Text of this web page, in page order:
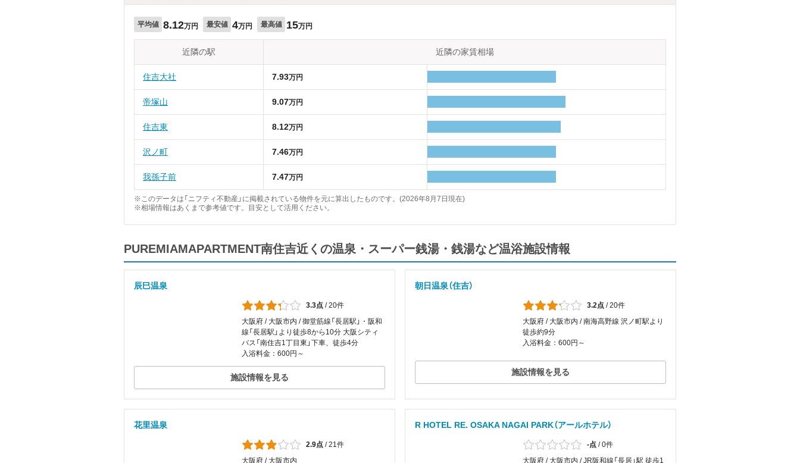
平均値 8.12万円 最安値 4万円 最高値 15万円
近隣の駅 近隣の家賃相場
住吉大社 7.93万円
帝塚山 9.07万円
住吉東 8.12万円
沢ノ町 7.46万円
我孫子前 7.47万円
※このデータは「ニフティ不動産」に掲載されている物件を元に算出したものです。(2026年8月7日現在)
※相場情報はあくまで参考値です。目安として活用ください。
PUREMIAMAPARTMENT南住吉近くの温泉・スーパー銭湯・銭湯など温浴施設情報
辰巳温泉
3.3点 /20件
大阪府 / 大阪市内 / 御堂筋線「長居駅」・阪和
線「長居駅」より徒歩8から10分 大阪シティ
バス「南住吉1丁目東」下車、徒歩4分
入浴料金：600円～
施設情報を見る
朝日温泉（住吉）
3.2点 /20件
大阪府 / 大阪市内 / 南海高野線 沢ノ町駅より
徒歩約9分
入浴料金：600円～
施設情報を見る
花里温泉
2.9点 /21件
大阪府 / 大阪市内
R HOTEL RE. OSAKA NAGAI PARK（アールホテル）
-点 /0件
大阪府 / 大阪市内 / JR阪和線「長居」駅 徒歩1